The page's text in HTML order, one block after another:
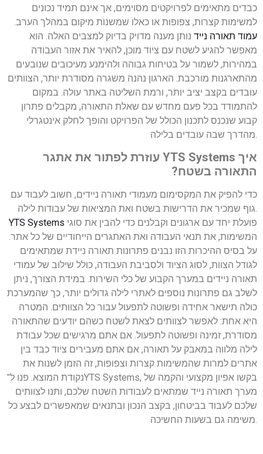
כבדים מתאימים לפרויקטים מסוימים, אך אינם תמיד נכונים
למשימות קצרות, צפופות או כאלו שמשנות מיקום במהלך הערב.
עמוד תאורה נייד נותן מענה מדויק בדיוק למצבים האלה. הוא
מאפשר להגיע לשטח עם ציוד מוכן, להאיר את אזור העבודה
במהירות, לשמור על בטיחות גבוהה ולהימנע מעיכובים שנובעים
מהתארגנות מורכבת. הארגון נהנה משגרה מסודרת יותר, הצוותים
עובדים בקצב יציב יותר, ורמת השליטה באתר עולה. במקום
להתמודד בכל פעם מחדש עם שאלת התאורה, מקבלים פתרון
קבוע שנכנס לתכנון הכולל של הפרויקט והופך לחלק אינטגרלי
מהדרך שבה עובדים בלילה.
איך YTS Systems עוזרת לפתור את אתגר
התאורה בשטח?
כדי להפיק את המקסימום מעמודי תאורה ניידים, חשוב לעבוד עם
גוף שמכיר את הדרישות בשטח ואת המציאות של עבודות לילה.
YTS Systems
המשימות, את תנאי העבודה ואת האתגרים הייחודיים של כל אתר.
על בסיס ההיכרות הזו נבנים פתרונות תאורה ניידת שמתאימים
לגודל הצוות, לסוג הציוד ולסביבת העבודה, כולל שילוב של עמודי
תאורה ניידים במערך הקבוע של כלי השירות. במידת הצורך, ניתן
לשלב גם פתרונות נוספים לאתרי לילה גדולים יותר, כך שהמערכת
כולה תישאר אחידה ופשוטה לתפעול עבור כל הצוותים. המטרה
היא אחת: לאפשר לצוותים לצאת לשטח כשהם יודעים שהתאורה
מסודרת, זמינה ופשוטה לתפעול. אם אתם מרגישים שכל עבודת
לילה מלווה במאבק על תאורה, אם אתם מעבירים ציוד כבד בין
אתרים למרות שהמשימות קצרות וצפופות, זה הזמן לשנות את
נקודת המוצא. פנו ל־YTS Systems, בקשו אפיון מקצועי והקמה של
מערך תאורה נייד שמתאים לעבודות השטח שלכם, ותנו לצוותים
שלכם לעבוד בביטחון, בקצב הנכון ובתנאים שמאפשרים לבצע כל
משימה גם בשעות החשיכה.